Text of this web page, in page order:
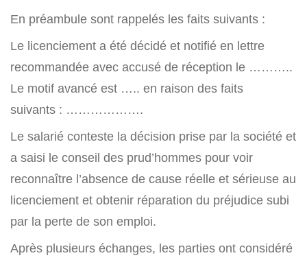
En préambule sont rappelés les faits suivants :
Le licenciement a été décidé et notifié en lettre
recommandée avec accusé de réception le ………..
Le motif avancé est ….. en raison des faits
suivants : ……………….
Le salarié conteste la décision prise par la société et
a saisi le conseil des prud’hommes pour voir
reconnaître l’absence de cause réelle et sérieuse au
licenciement et obtenir réparation du préjudice subi
par la perte de son emploi.
Après plusieurs échanges, les parties ont considéré